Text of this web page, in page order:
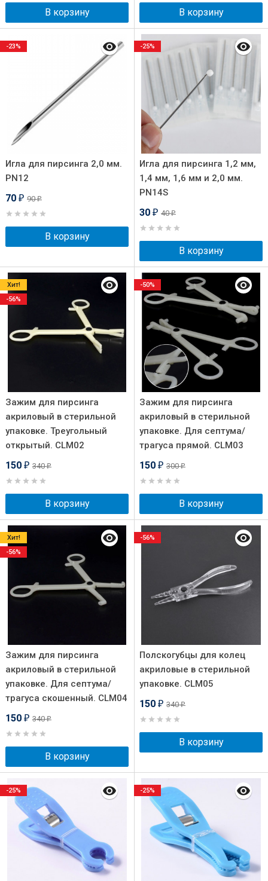
В корзину В корзину
Игла для пирсинга 2,0 мм.
PN12
70 ₽ 90₽
В корзину
-23%
Игла для пирсинга 1,2 мм,
1,4 мм, 1,6 мм и 2,0 мм.
PN14S
30 ₽ 40₽
В корзину
-25%
Зажим для пирсинга
акриловый в стерильной
упаковке. Треугольный
открытый. CLM02
150 ₽ 340₽
В корзину
Хит!
-56%
Зажим для пирсинга
акриловый в стерильной
упаковке. Для септума/
трагуса прямой. CLM03
150 ₽ 300₽
В корзину
-50%
Зажим для пирсинга
акриловый в стерильной
упаковке. Для септума/
трагуса скошенный. CLM04
150 ₽ 340₽
В корзину
Хит!
-56%
Полскогубцы для колец
акриловые в стерильной
упаковке. CLM05
150 ₽ 340₽
В корзину
-56%
-25% -25%